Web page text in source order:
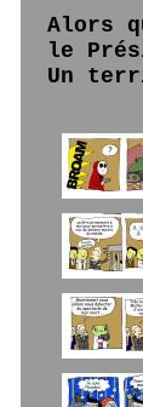
Alors
le
Un